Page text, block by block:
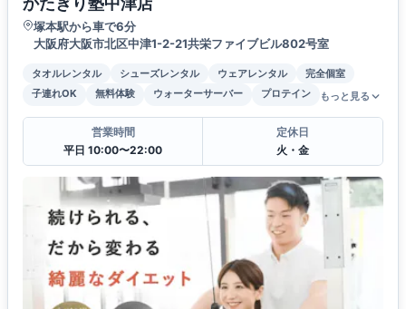
塚本駅から車で6分
大阪府大阪市北区中津1-2-21共栄ファイブビル802号室
タオルレンタル シューズレンタル ウェアレンタル
完全個室
子連れOK
無料体験 ウォーターサーバー プロテイン もっと見る
営業時間
平日 10:00〜22:00
定休日
火・金